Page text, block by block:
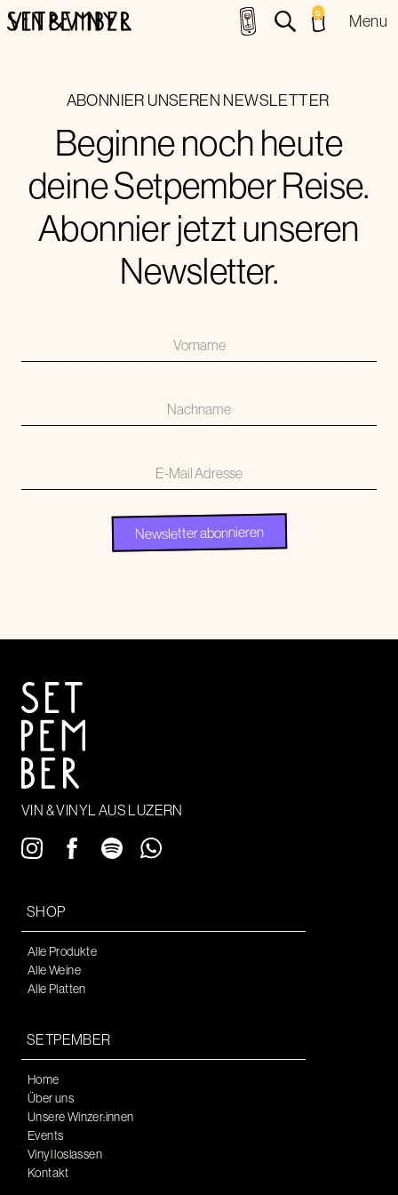
0 Menu
ABONNIER UNSEREN NEWSLETTER
Beginne noch heute
deine Setpember Reise.
Abonnier jetzt unseren
Newsletter.
VIN & VINYL AUS LUZERN
SHOP
Alle Produkte
Alle Weine
Alle Platten
SETPEMBER
Home
Über uns
Unsere Winzer:innen
Events
Vinyl loslassen
Kontakt